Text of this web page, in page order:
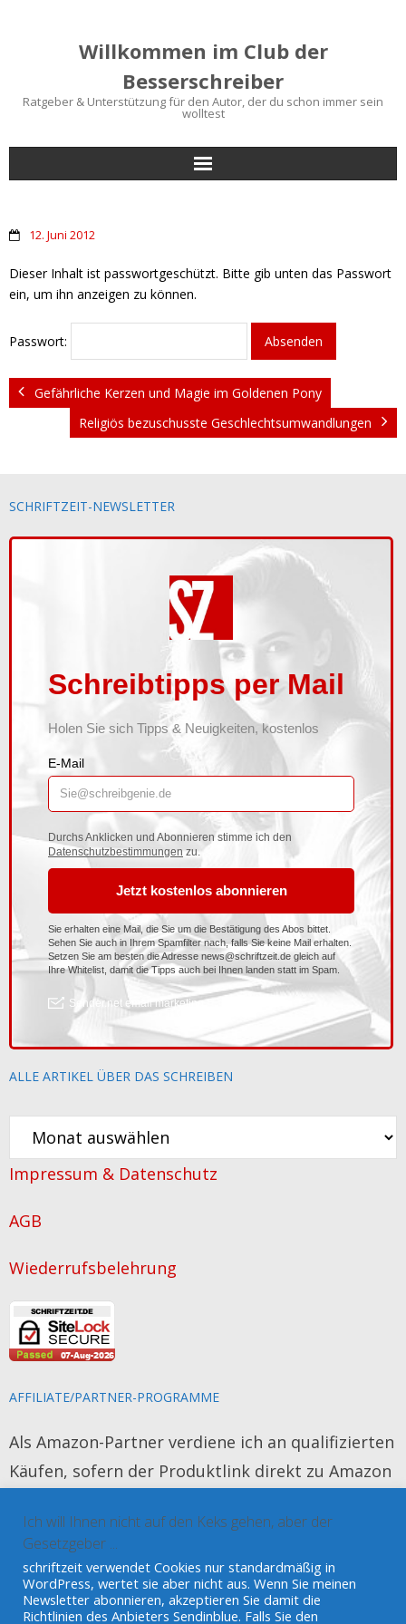
Willkommen im Club der
Besserschreiber
Ratgeber & Unterstützung für den Autor, der du schon immer sein
wolltest
Bücher für Autoren
Schreibtipps
Service
Blog
Waldscheidt
12. Juni 2012
Dieser Inhalt ist passwortgeschützt. Bitte gib unten das Passwort
ein, um ihn anzeigen zu können.
Passwort:
Gefährliche Kerzen und Magie im Goldenen Pony
Religiös bezuschusste Geschlechtsumwandlungen
SCHRIFTZEIT-NEWSLETTER
ALLE ARTIKEL ÜBER DAS SCHREIBEN
Alle
Artikel
über
Impressum & Datenschutz
AGB
Wiederrufsbelehrung
AFFILIATE/PARTNER-PROGRAMME
Als Amazon-Partner verdiene ich an qualifizierten
Käufen, sofern der Produktlink direkt zu Amazon
es werden keine persönlichen Daten erhoben.
Amazon und Amazon Kindle sind eingetragene
Marken der Amazon Europe Core S.à r.l.
Ich will Ihnen nicht auf den Keks gehen, aber der
Gesetzgeber ...
schriftzeit verwendet Cookies nur standardmäßig in
WordPress, wertet sie aber nicht aus. Wenn Sie meinen
Newsletter abonnieren, akzeptieren Sie damit die
Richtlinien des Anbieters Sendinblue. Falls Sie den